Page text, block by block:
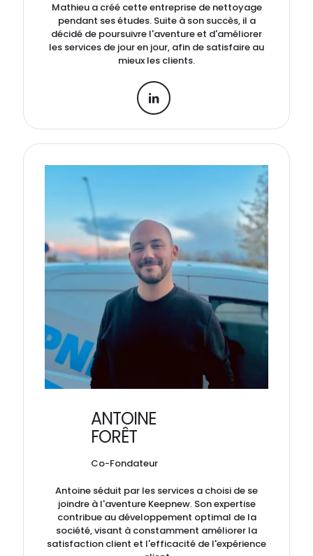
Mathieu a créé cette entreprise de nettoyage
pendant ses études. Suite à son succès, il a
décidé de poursuivre l'aventure et d'améliorer
les services de jour en jour, afin de satisfaire au
mieux les clients.
ANTOINE
FORÊT
Co-Fondateur
Antoine séduit par les services a choisi de se
joindre à l'aventure Keepnew. Son expertise
contribue au développement optimal de la
société, visant à constamment améliorer la
satisfaction client et l'efficacité de l'expérience